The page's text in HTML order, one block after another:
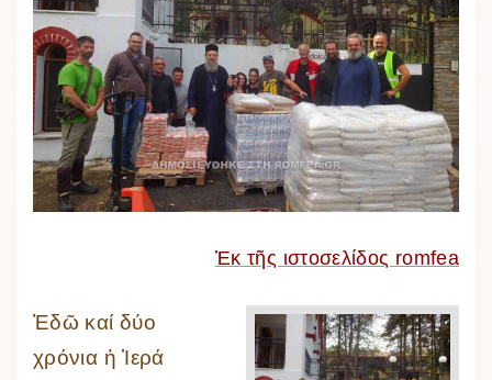
Ἐκ τῆς ιστοσελίδος romfea
Ἐδῶ καί δύο
χρόνια ἡ Ἱερά